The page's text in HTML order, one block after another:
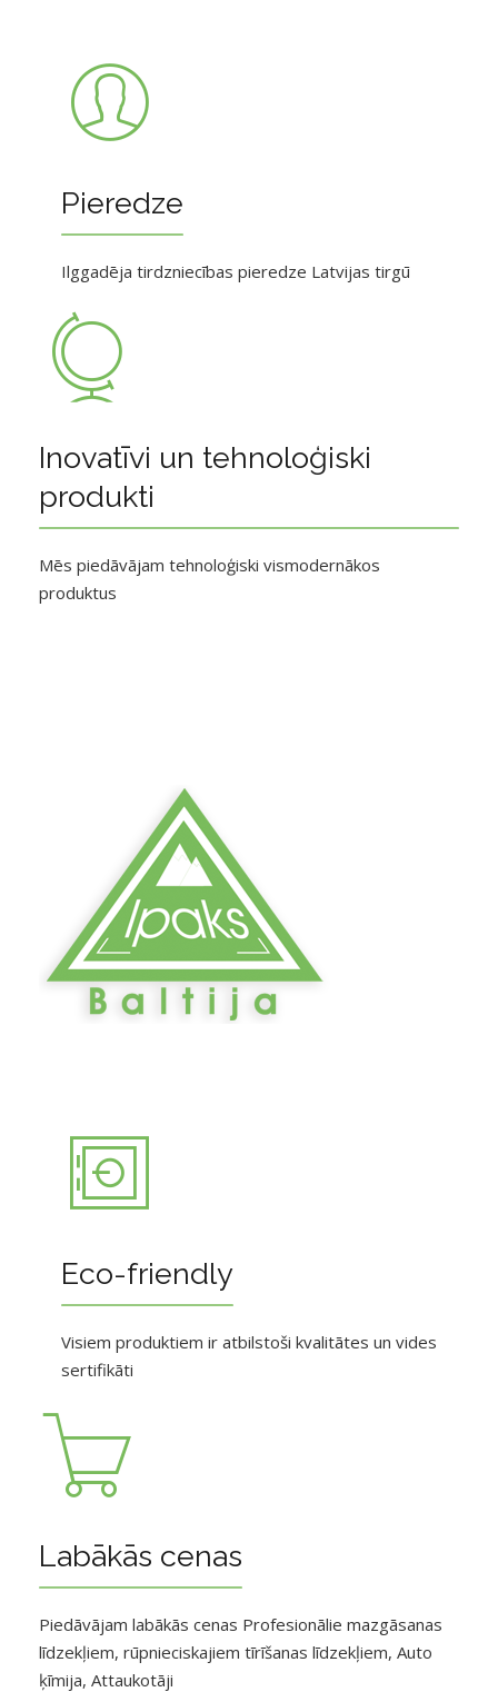
Pieredze
Ilggadēja tirdzniecības pieredze Latvijas tirgū
Inovatīvi un tehnoloģiski
produkti
Mēs piedāvājam tehnoloģiski vismodernākos
produktus
Eco-friendly
Visiem produktiem ir atbilstoši kvalitātes un vides
sertifikāti
Labākās cenas
Piedāvājam labākās cenas Profesionālie mazgāsanas
līdzekļiem, rūpnieciskajiem tīrīšanas līdzekļiem, Auto
ķīmija, Attaukotāji